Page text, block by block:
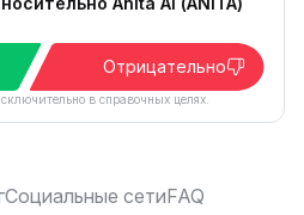
Отрицательно
в справочных целях.
Социальные сетиFAQ